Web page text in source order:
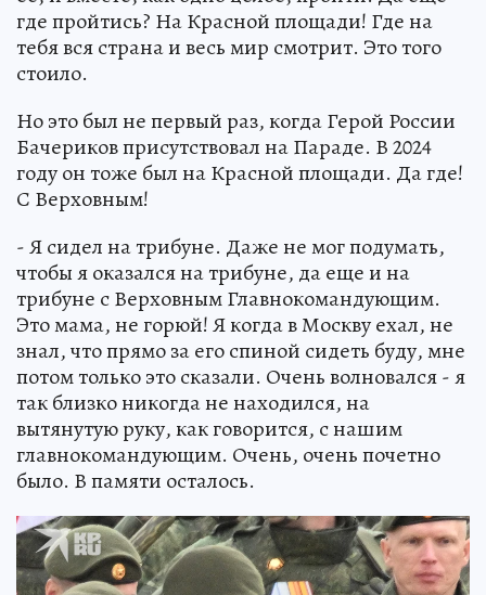
где пройтись? На Красной площади! Где на
тебя вся страна и весь мир смотрит. Это того
стоило.
Но это был не первый раз, когда Герой России
Бачериков присутствовал на Параде. В 2024
году он тоже был на Красной площади. Да где!
С Верховным!
- Я сидел на трибуне. Даже не мог подумать,
чтобы я оказался на трибуне, да еще и на
трибуне с Верховным Главнокомандующим.
Это мама, не горюй! Я когда в Москву ехал, не
знал, что прямо за его спиной сидеть буду, мне
потом только это сказали. Очень волновался - я
так близко никогда не находился, на
вытянутую руку, как говорится, с нашим
главнокомандующим. Очень, очень почетно
было. В памяти осталось.